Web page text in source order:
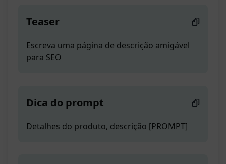
Teaser
Escreva uma página de descrição amigável
para SEO
Dica do prompt
Detalhes do produto, descrição [PROMPT]